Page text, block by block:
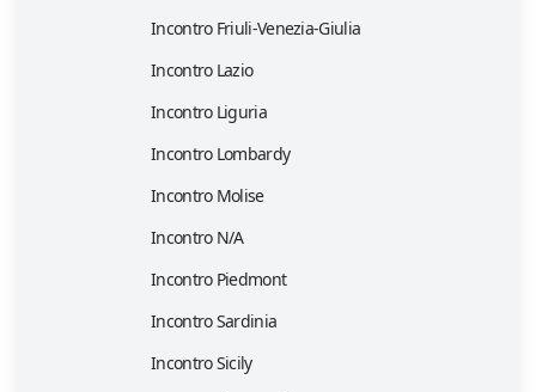
Incontro Friuli-Venezia-Giulia
Incontro Lazio
Incontro Liguria
Incontro Lombardy
Incontro Molise
Incontro N/A
Incontro Piedmont
Incontro Sardinia
Incontro Sicily